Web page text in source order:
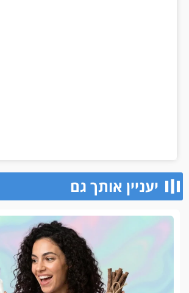
יעניין אותך גם